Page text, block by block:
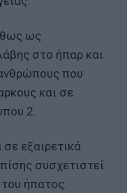
ως
στο ήπαρ και
που
και σε
2.
εξαιρετικά
συσχετιστεί
ήπατος.